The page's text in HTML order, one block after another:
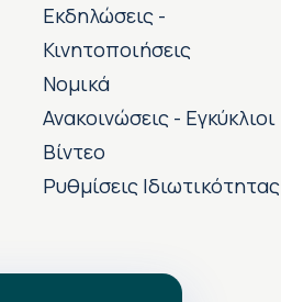
Εκδηλώσεις -
Κινητοποιήσεις
Νομικά
Ανακοινώσεις - Εγκύκλιοι
Βίντεο
Ρυθμίσεις Ιδιωτικότητας